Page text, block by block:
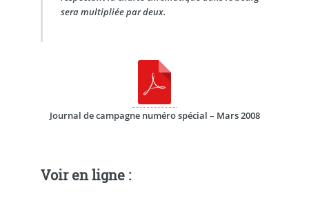
sera multipliée par deux.
Journal de campagne numéro spécial – Mars 2008
Voir en ligne :